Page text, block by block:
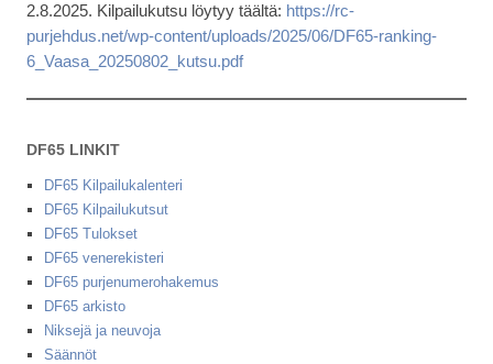
2.8.2025. Kilpailukutsu löytyy täältä: https://rc-
purjehdus.net/wp-content/uploads/2025/06/DF65-ranking-
6_Vaasa_20250802_kutsu.pdf
DF65 LINKIT
DF65 Kilpailukalenteri
DF65 Kilpailukutsut
DF65 Tulokset
DF65 venerekisteri
DF65 purjenumerohakemus
DF65 arkisto
Niksejä ja neuvoja
Säännöt